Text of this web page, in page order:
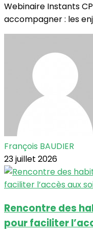
Webinaire Instants
accompagner : les
François BAUDIER
23 juillet 2026
Rencontre des
pour faciliter